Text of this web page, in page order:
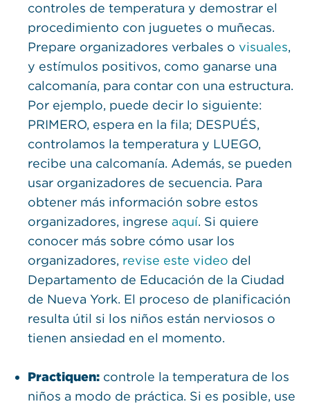
controles de temperatura y demostrar el
procedimiento con juguetes o muñecas.
Prepare organizadores verbales o visuales,
y estímulos positivos, como ganarse una
calcomanía, para contar con una estructura.
Por ejemplo, puede decir lo siguiente:
PRIMERO, espera en la fila; DESPUÉS,
controlamos la temperatura y LUEGO,
recibe una calcomanía. Además, se pueden
usar organizadores de secuencia. Para
obtener más información sobre estos
organizadores, ingrese aquí. Si quiere
conocer más sobre cómo usar los
organizadores, revise este video del
Departamento de Educación de la Ciudad
de Nueva York. El proceso de planificación
resulta útil si los niños están nerviosos o
tienen ansiedad en el momento.
Practiquen: controle la temperatura de los
niños a modo de práctica. Si es posible, use